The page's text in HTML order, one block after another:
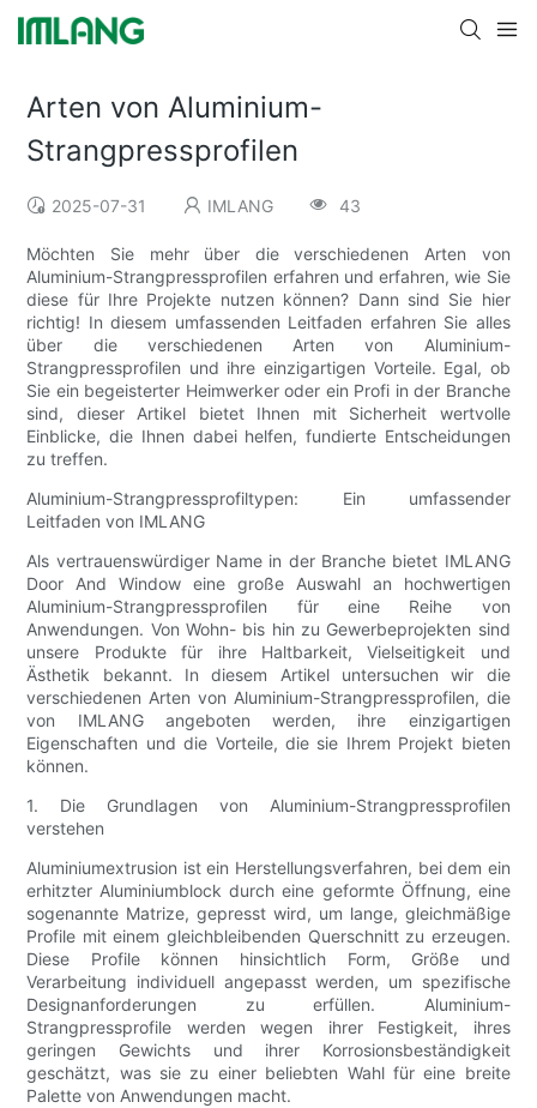
Arten von Aluminium-
Strangpressprofilen
2025-07-31 IMLANG 43
Möchten Sie mehr über die verschiedenen Arten von
Aluminium-Strangpressprofilen erfahren und erfahren, wie Sie
diese für Ihre Projekte nutzen können? Dann sind Sie hier
richtig! In diesem umfassenden Leitfaden erfahren Sie alles
über die verschiedenen Arten von Aluminium-
Strangpressprofilen und ihre einzigartigen Vorteile. Egal, ob
Sie ein begeisterter Heimwerker oder ein Profi in der Branche
sind, dieser Artikel bietet Ihnen mit Sicherheit wertvolle
Einblicke, die Ihnen dabei helfen, fundierte Entscheidungen
zu treffen.
Aluminium-Strangpressprofiltypen: Ein umfassender
Leitfaden von IMLANG
Als vertrauenswürdiger Name in der Branche bietet IMLANG
Door And Window eine große Auswahl an hochwertigen
Aluminium-Strangpressprofilen für eine Reihe von
Anwendungen. Von Wohn- bis hin zu Gewerbeprojekten sind
unsere Produkte für ihre Haltbarkeit, Vielseitigkeit und
Ästhetik bekannt. In diesem Artikel untersuchen wir die
verschiedenen Arten von Aluminium-Strangpressprofilen, die
von IMLANG angeboten werden, ihre einzigartigen
Eigenschaften und die Vorteile, die sie Ihrem Projekt bieten
können.
1. Die Grundlagen von Aluminium-Strangpressprofilen
verstehen
Aluminiumextrusion ist ein Herstellungsverfahren, bei dem ein
erhitzter Aluminiumblock durch eine geformte Öffnung, eine
sogenannte Matrize, gepresst wird, um lange, gleichmäßige
Profile mit einem gleichbleibenden Querschnitt zu erzeugen.
Diese Profile können hinsichtlich Form, Größe und
Verarbeitung individuell angepasst werden, um spezifische
Designanforderungen zu erfüllen. Aluminium-
Strangpressprofile werden wegen ihrer Festigkeit, ihres
geringen Gewichts und ihrer Korrosionsbeständigkeit
geschätzt, was sie zu einer beliebten Wahl für eine breite
Palette von Anwendungen macht.